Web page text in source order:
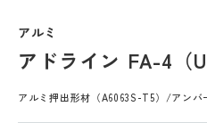
アルミ
アドライン FA-4（
アルミ押出形材（A6063S-T5）/アンバ